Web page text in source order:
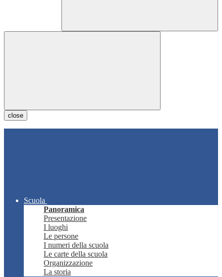
close
Scuola
Panoramica
Presentazione
I luoghi
Le persone
I numeri della scuola
Le carte della scuola
Organizzazione
La storia